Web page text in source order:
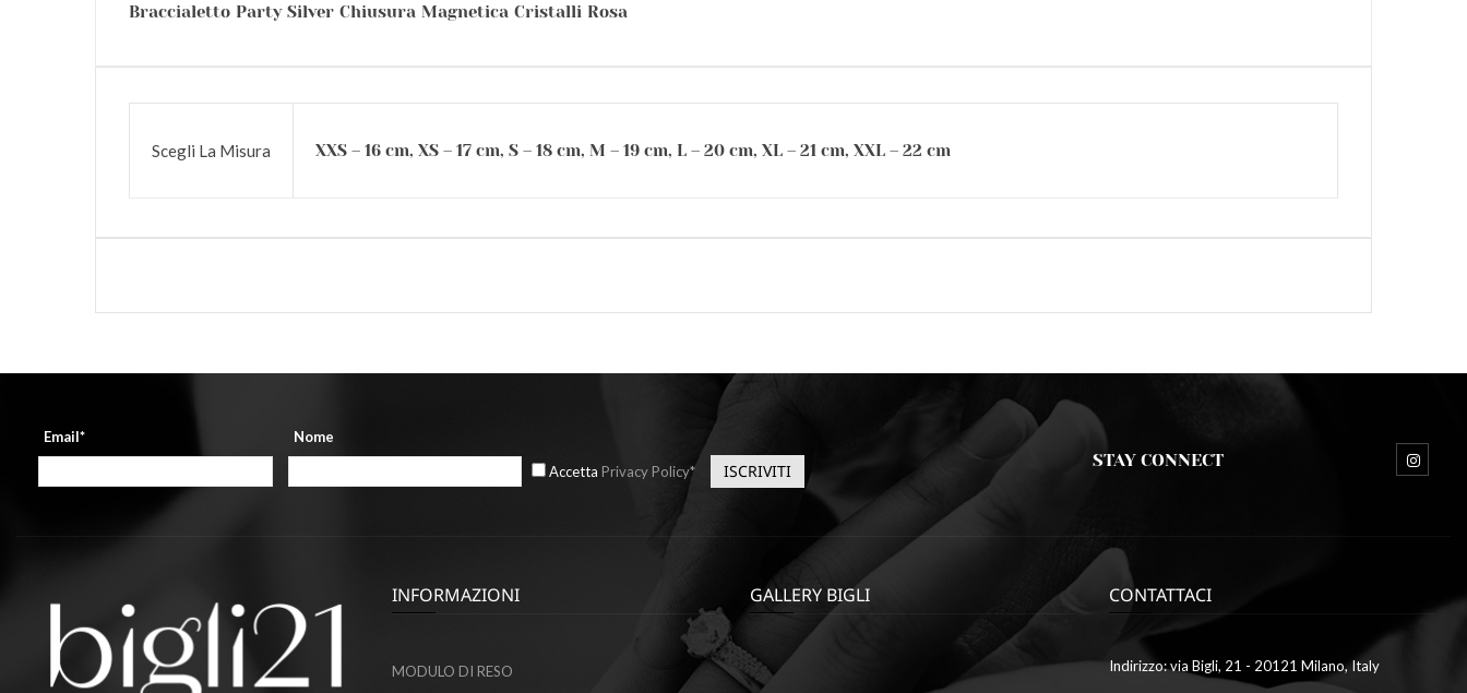
Braccialetto Party Silver Chiusura Magnetica Cristalli Rosa
Scegli La Misura XXS – 16 cm, XS – 17 cm, S – 18 cm, M – 19 cm, L – 20 cm, XL – 21 cm, XXL – 22 cm
Email*
Nome
Accetta Privacy Policy*
STAY CONNECT
INFORMAZIONI
MODULO DI RESO
GALLERY BIGLI CONTATTACI
Indirizzo: via Bigli, 21 - 20121 Milano, Italy